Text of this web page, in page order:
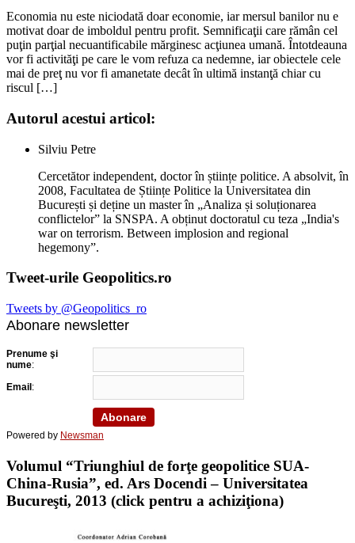
Economia nu este niciodată doar economie, iar mersul banilor nu e
motivat doar de imboldul pentru profit. Semnificaţii care rămân cel
puţin parţial necuantificabile mărginesc acţiunea umană. Întotdeauna
vor fi activităţi pe care le vom refuza ca nedemne, iar obiectele cele
mai de preţ nu vor fi amanetate decât în ultimă instanţă chiar cu
riscul […]
Autorul acestui articol:
Silviu Petre
Cercetător independent, doctor în științe politice. A absolvit, în
2008, Facultatea de Științe Politice la Universitatea din
București și deține un master în „Analiza și soluționarea
conflictelor” la SNSPA. A obținut doctoratul cu teza „India's
war on terrorism. Between implosion and regional
hegemony”.
Tweet-urile Geopolitics.ro
Tweets by @Geopolitics_ro
Abonare newsletter
Prenume şi
nume:
Email :
Powered by Newsman
Volumul “Triunghiul de forţe geopolitice SUA-
China-Rusia”, ed. Ars Docendi – Universitatea
Bucureşti, 2013 (click pentru a achiziţiona)